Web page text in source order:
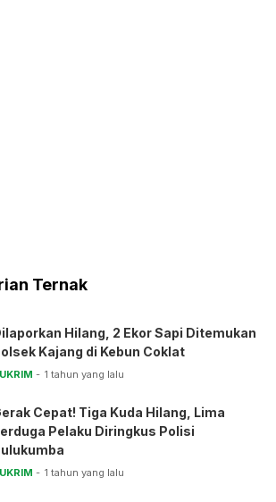
Ternak
Hilang, 2 Ekor Sapi Ditemukan
Kajang di Kebun Coklat
1 tahun yang lalu
Cepat! Tiga Kuda Hilang, Lima
Pelaku Diringkus Polisi
1 tahun yang lalu